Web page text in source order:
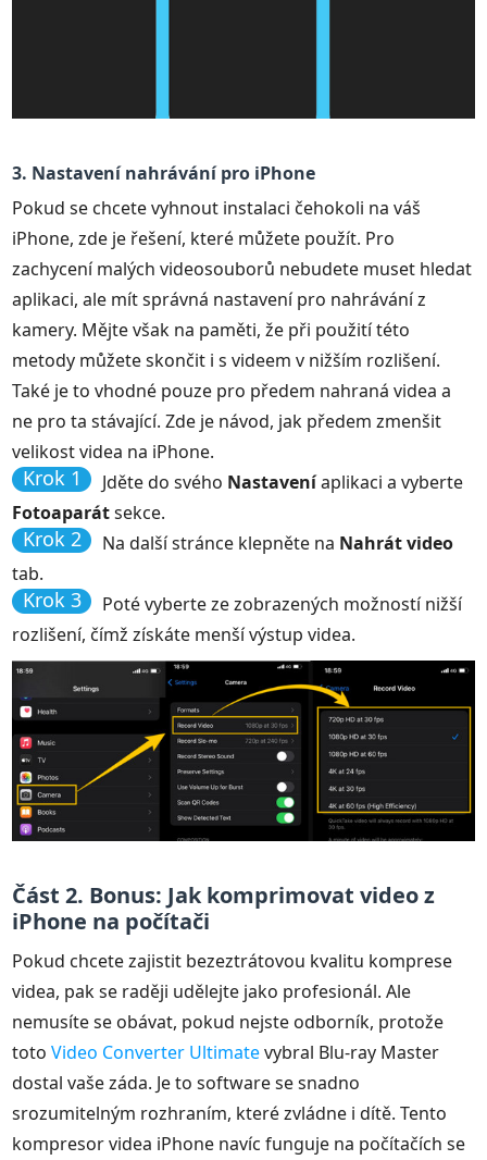
3. Nastavení nahrávání pro iPhone
Pokud se chcete vyhnout instalaci čehokoli na váš
iPhone, zde je řešení, které můžete použít. Pro
zachycení malých videosouborů nebudete muset hledat
aplikaci, ale mít správná nastavení pro nahrávání z
kamery. Mějte však na paměti, že při použití této
metody můžete skončit i s videem v nižším rozlišení.
Také je to vhodné pouze pro předem nahraná videa a
ne pro ta stávající. Zde je návod, jak předem zmenšit
velikost videa na iPhone.
Krok 1 Jděte do svého Nastaveníaplikaci a vyberte
Fotoaparátsekce.
Krok 2 Na další stránce klepněte na Nahrát video
tab.
Krok 3
Poté vyberte ze zobrazených možností nižší
rozlišení, čímž získáte menší výstup videa.
Část 2. Bonus: Jak komprimovat video z
iPhone na počítači
Pokud chcete zajistit bezeztrátovou kvalitu komprese
videa, pak se raději udělejte jako profesionál. Ale
nemusíte se obávat, pokud nejste odborník, protože
totoVideo Converter Ultimatevybral Blu-ray Master
dostal vaše záda. Je to software se snadno
srozumitelným rozhraním, které zvládne i dítě. Tento
kompresor videa iPhone navíc funguje na počítačích se